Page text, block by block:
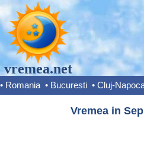
vremea.net
• Romania • Bucuresti • Cluj-
Vremea in